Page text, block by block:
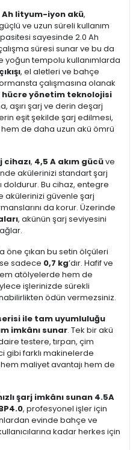
Ah lityum-iyon akü,
ve uzun süreli kullanım
sayesinde 2.0 Ah
süresi sunar ve bu da
tempolu kullanımlarda
, el aletleri ve bahçe
çalışmasına olanak
hücre yönetim teknolojisi
aşırı şarj ve derin deşarj
eşit şekilde şarj edilmesi,
de daha uzun akü ömrü
cihazı, 4,5 A akım gücüve
akülerinizi standart şarj
doldurur. Bu cihaz, entegre
akülerinizi güvenle şarj
da korur. Üzerinde
, akünün şarj seviyesini
öne çıkan bu setin ölçüleri
sadece 0,7 kg’dır. Hafif ve
atölyelerde hem de
işlerinizde sürekli
ödün vermezsiniz.
ile tam uyumluluğu
imkânı sunar. Tek bir akü
testere, tırpan, çim
gibi farklı makinelerde
maliyet avantajı hem de
şarj imkânı sunan 4.5A
, profesyonel işler için
evinde bahçe ve
kadar herkes için